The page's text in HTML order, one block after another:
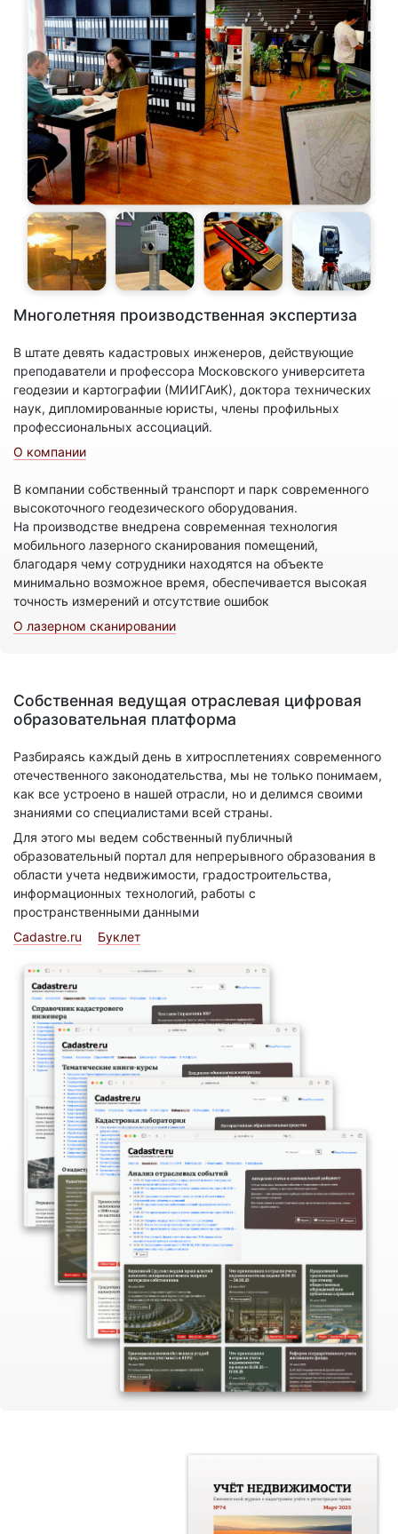
Многолетняя производственная экспертиза
В штате девять кадастровых инженеров, действующие
преподаватели и профессора Московского университета
геодезии и картографии (МИИГАиК), доктора технических
наук, дипломированные юристы, члены профильных
профессиональных ассоциаций.
О компании
В компании собственный транспорт и парк современного
высокоточного геодезического оборудования.
На производстве внедрена современная технология
мобильного лазерного сканирования помещений,
благодаря чему сотрудники находятся на объекте
минимально возможное время, обеспечивается высокая
точность измерений и отсутствие ошибок
О лазерном сканировании
Собственная ведущая отраслевая цифровая
образовательная платформа
Разбираясь каждый день в хитросплетениях современного
отечественного законодательства, мы не только понимаем,
как все устроено в нашей отрасли, но и делимся своими
знаниями со специалистами всей страны.
Для этого мы ведем собственный публичный
образовательный портал для непрерывного образования в
области учета недвижимости, градостроительства,
информационных технологий, работы с
пространственными данными
Cadastre.ru
Буклет